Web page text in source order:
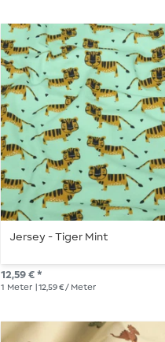
Jersey - Tiger Mint
12,59 € *
1 Meter | 12,59 € / Meter